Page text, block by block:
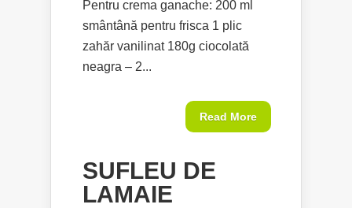
Pentru crema ganache: 200 ml
smântână pentru frisca 1 plic
zahăr vanilinat 180g ciocolată
neagra – 2...
Read More
SUFLEU DE
LAMAIE